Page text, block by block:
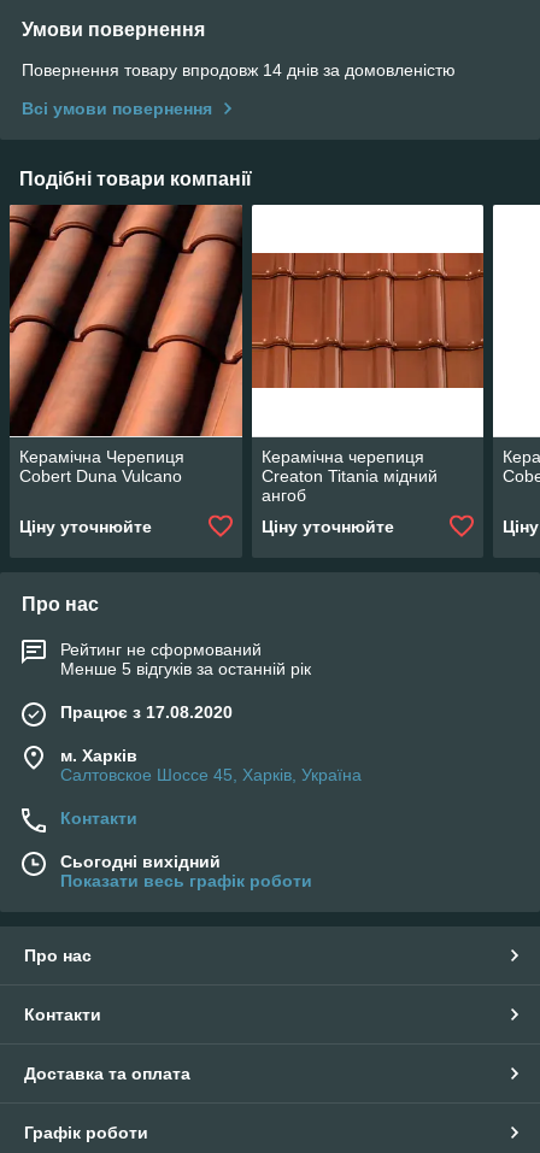
Умови повернення
Повернення товару впродовж 14 днів за домовленістю
Всі умови повернення
Подібні товари компанії
Керамічна Черепиця
Cobert Duna Vulcano
Ціну уточнюйте
Керамічна черепиця
Creaton Titania мідний
ангоб
Ціну уточнюйте
Про нас
Рейтинг не сформований
Менше 5 відгуків за останній рік
Працює з 17.08.2020
м. Харків
Салтовское Шоссе 45, Харків, Україна
Контакти
Сьогодні вихідний
Показати весь графік роботи
Про нас
Контакти
Доставка та оплата
Графік роботи